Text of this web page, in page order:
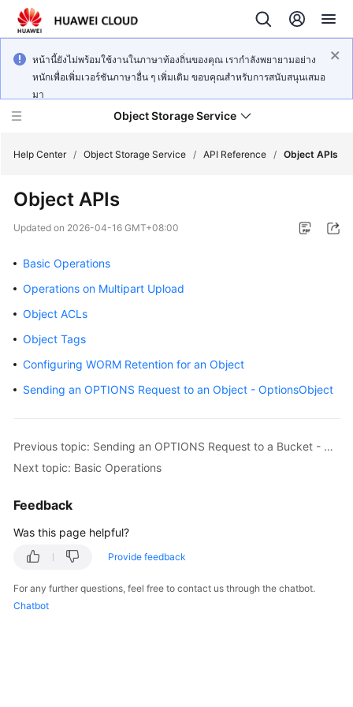
หน้านี้ยังไม่พร้อมใช้งานในภาษาท้องถิ่นของคุณ เรากำลังพยายามอย่าง
หนักเพื่อเพิ่มเวอร์ชันภาษาอื่น ๆ เพิ่มเติม ขอบคุณสำหรับการสนับสนุนเสมอ
มา
Object Storage Service
What's
New
Product
Service
Billing
User
Guide
Permissions
Configuration
Guide
Help Center / Object Storage Service / API Reference / Object APIs
Object APIs
Updated on 2026-04-16 GMT+08:00
Basic Operations
Operations on Multipart Upload
Object ACLs
Object Tags
Configuring WORM Retention for an Object
Sending an OPTIONS Request to an Object - OptionsObject
Previous topic: Sending an OPTIONS Request to a Bucket - OptionsBucket
Next topic: Basic Operations
Feedback
Was this page helpful?
Provide feedback
For any further questions, feel free to contact us through the chatbot.
Chatbot